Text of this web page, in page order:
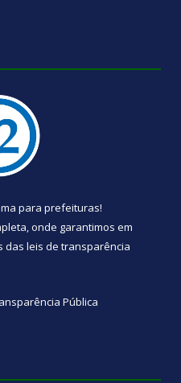
para prefeituras!
onde garantimos em
das leis de transparência
Pública